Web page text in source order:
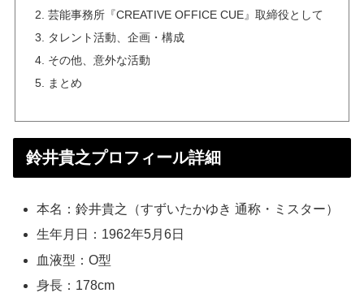
芸能事務所『CREATIVE OFFICE CUE』取締役として
タレント活動、企画・構成
その他、意外な活動
まとめ
鈴井貴之プロフィール詳細
本名：鈴井貴之（すずいたかゆき 通称・ミスター）
生年月日：1962年5月6日
血液型：O型
身長：178cm